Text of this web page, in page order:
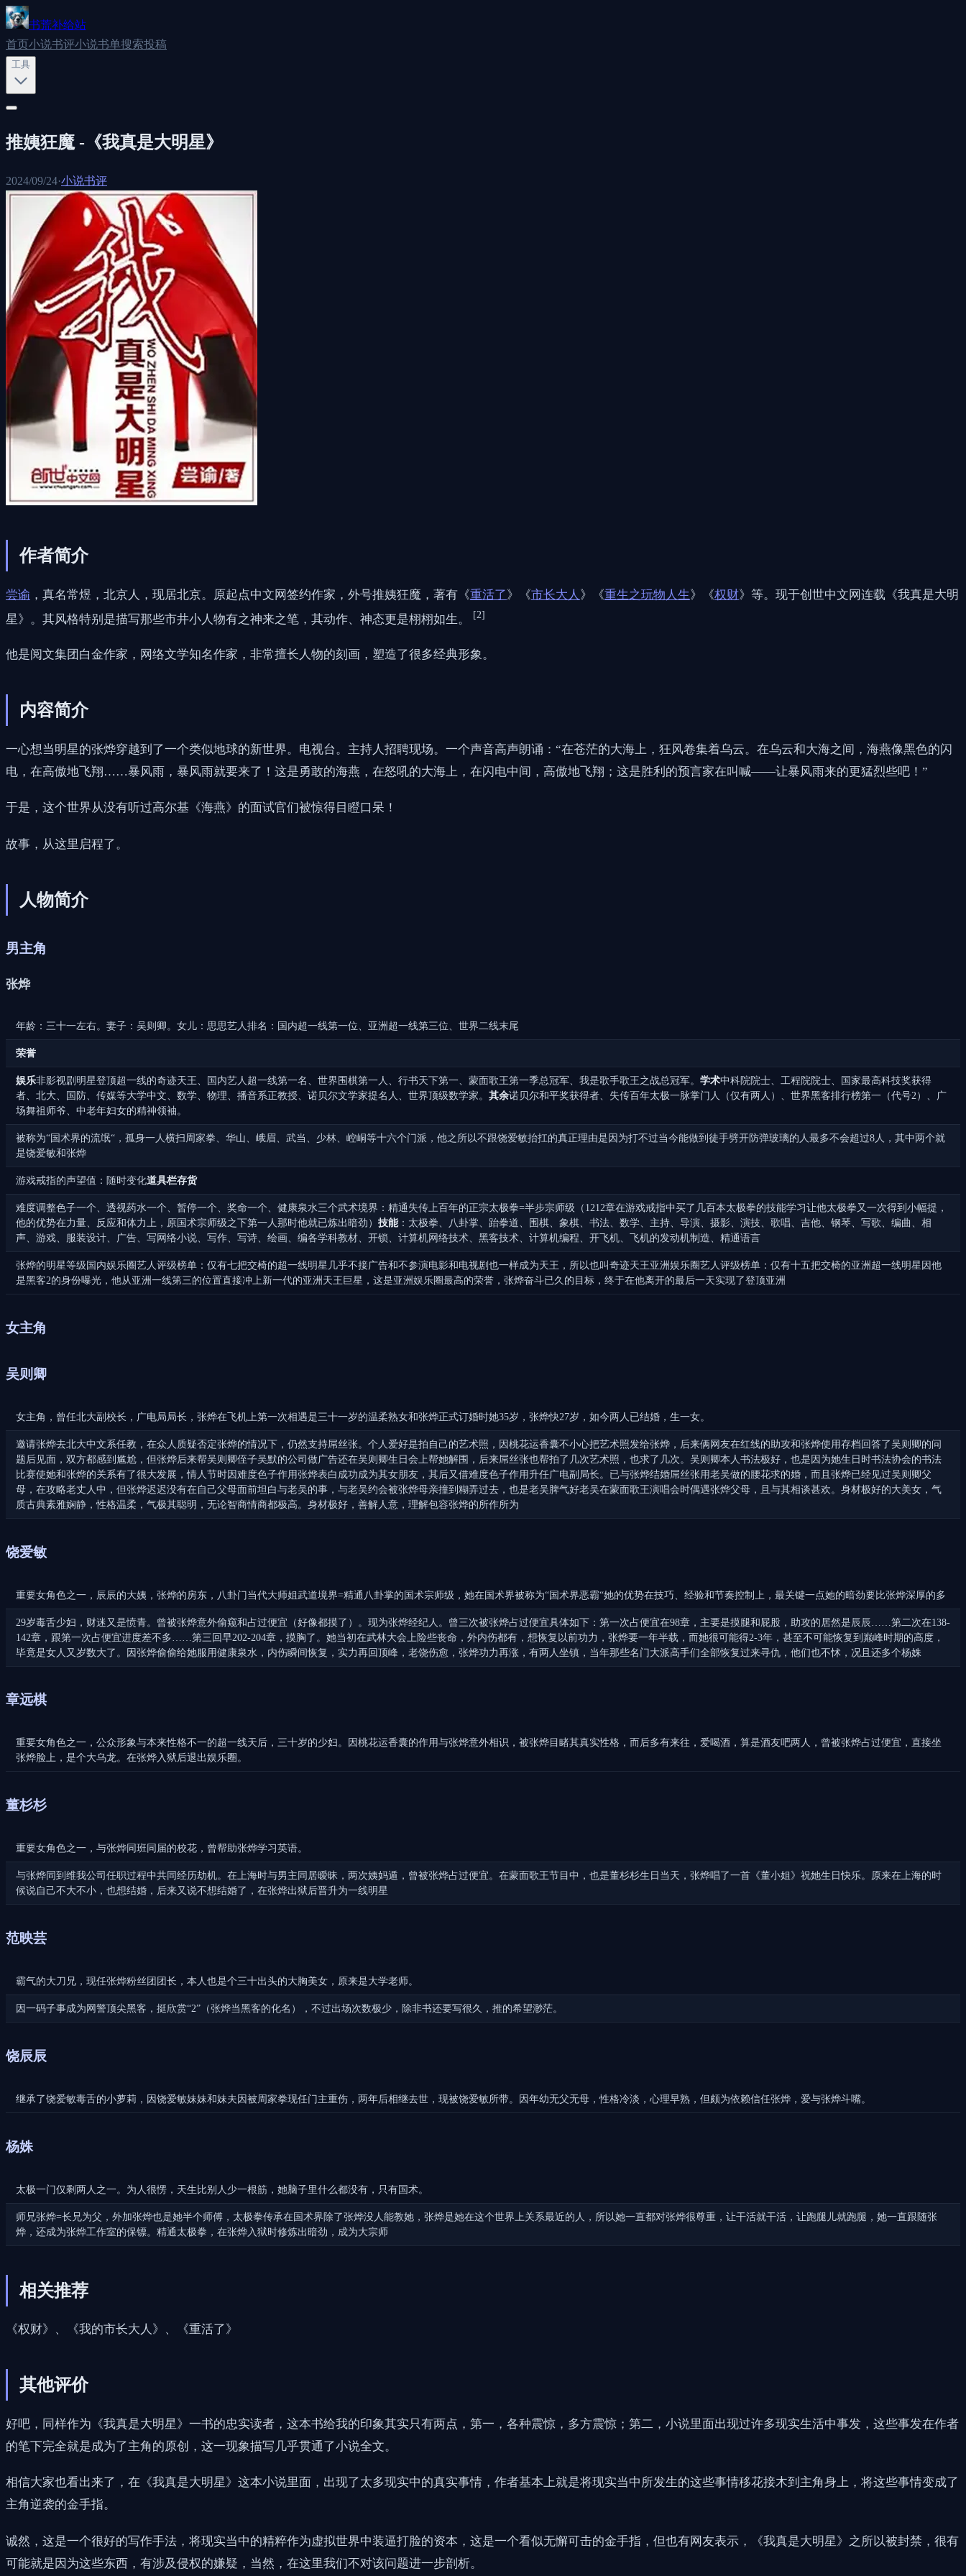
书荒补给站
首页小说书评小说书单搜索投稿
工具
推姨狂魔 -《我真是大明星》
2024/09/24·小说书评
作者简介
尝谕 ，真名常煜，北京人，现居北京。原起点中文网签约作家，外号推姨狂魔，著有《重活了》《市长大人 》《重生之玩物人生》《权财》等。现于创世中文网连载《我真是大明
星》。其风格特别是描写那些市井小人物有之神来之笔，其动作、神态更是栩栩如生。
[2]
他是阅文集团白金作家，网络文学知名作家，非常擅长人物的刻画，塑造了很多经典形象。
内容简介
一心想当明星的张烨穿越到了一个类似地球的新世界。电视台。主持人招聘现场。一个声音高声朗诵：“在苍茫的大海上，狂风卷集着乌云。在乌云和大海之间，海燕像黑色的闪
电，在高傲地飞翔……暴风雨，暴风雨就要来了！这是勇敢的海燕，在怒吼的大海上，在闪电中间，高傲地飞翔；这是胜利的预言家在叫喊——让暴风雨来的更猛烈些吧！”
于是，这个世界从没有听过高尔基《海燕》的面试官们被惊得目瞪口呆！
故事，从这里启程了。
人物简介
男主角
张烨
年龄：三十一左右。妻子：吴则卿。女儿：思思艺人排名：国内超一线第一位、亚洲超一线第三位、世界二线末尾
荣誉
娱乐非影视剧明星登顶超一线的奇迹天王、国内艺人超一线第一名、世界围棋第一人、行书天下第一、蒙面歌王第一季总冠军、我是歌手歌王之战总冠军。 学术中科院院士、工程院院士、国家最高科技奖获得
者、北大、国防、传媒等大学中文、数学、物理、播音系正教授、诺贝尔文学家提名人、世界顶级数学家。 其余诺贝尔和平奖获得者、失传百年太极一脉掌门人（仅有两人）、世界黑客排行榜第一（代号2）、广
场舞祖师爷、中老年妇女的精神领袖。
被称为“国术界的流氓“，孤身一人横扫周家拳、华山、峨眉、武当、少林、崆峒等十六个门派，他之所以不跟饶爱敏抬扛的真正理由是因为打不过当今能做到徒手劈开防弹玻璃的人最多不会超过8人，其中两个就
是饶爱敏和张烨
游戏戒指的声望值：随时变化道具栏存货
难度调整色子一个、透视药水一个、暂停一个、奖命一个、健康泉水三个武术境界：精通失传上百年的正宗太极拳=半步宗师级（1212章在游戏戒指中买了几百本太极拳的技能学习让他太极拳又一次得到小幅提，
他的优势在力量、反应和体力上，原国术宗师级之下第一人那时他就已炼出暗劲） 技能：太极拳、八卦掌、跆拳道、围棋、象棋、书法、数学、主持、导演、摄影、演技、歌唱、吉他、钢琴、写歌、编曲、相
声、游戏、服装设计、广告、写网络小说、写作、写诗、绘画、编各学科教材、开锁、计算机网络技术、黑客技术、计算机编程、开飞机、飞机的发动机制造、精通语言
张烨的明星等级国内娱乐圈艺人评级榜单：仅有七把交椅的超一线明星几乎不接广告和不参演电影和电视剧也一样成为天王，所以也叫奇迹天王亚洲娱乐圈艺人评级榜单：仅有十五把交椅的亚洲超一线明星因他
是黑客2的身份曝光，他从亚洲一线第三的位置直接冲上新一代的亚洲天王巨星，这是亚洲娱乐圈最高的荣誉，张烨奋斗已久的目标，终于在他离开的最后一天实现了登顶亚洲
女主角
吴则卿
女主角，曾任北大副校长，广电局局长，张烨在飞机上第一次相遇是三十一岁的温柔熟女和张烨正式订婚时她35岁，张烨快27岁，如今两人已结婚，生一女。
邀请张烨去北大中文系任教，在众人质疑否定张烨的情况下，仍然支持屌丝张。个人爱好是拍自己的艺术照，因桃花运香囊不小心把艺术照发给张烨，后来俩网友在红线的助攻和张烨使用存档回答了吴则卿的问
题后见面，双方都感到尴尬，但张烨后来帮吴则卿侄子吴默的公司做广告还在吴则卿生日会上帮她解围，后来屌丝张也帮拍了几次艺术照，也求了几次。吴则卿本人书法极好，也是因为她生日时书法协会的书法
比赛使她和张烨的关系有了很大发展，情人节时因难度色子作用张烨表白成功成为其女朋友，其后又借难度色子作用升任广电副局长。已与张烨结婚屌丝张用老吴做的腰花求的婚，而且张烨已经见过吴则卿父
母，在攻略老丈人中，但张烨迟迟没有在自己父母面前坦白与老吴的事，与老吴约会被张烨母亲撞到糊弄过去，也是老吴脾气好老吴在蒙面歌王演唱会时偶遇张烨父母，且与其相谈甚欢。身材极好的大美女，气
质古典素雅娴静，性格温柔，气极其聪明，无论智商情商都极高。身材极好，善解人意，理解包容张烨的所作所为
饶爱敏
重要女角色之一，辰辰的大姨，张烨的房东，八卦门当代大师姐武道境界=精通八卦掌的国术宗师级，她在国术界被称为“国术界恶霸“她的优势在技巧、经验和节奏控制上，最关键一点她的暗劲要比张烨深厚的多
29岁毒舌少妇，财迷又是愤青。曾被张烨意外偷窥和占过便宜（好像都摸了）。现为张烨经纪人。曾三次被张烨占过便宜具体如下：第一次占便宜在98章，主要是摸腿和屁股，助攻的居然是辰辰……第二次在138-
142章，跟第一次占便宜进度差不多……第三回早202-204章，摸胸了。她当初在武林大会上险些丧命，外内伤都有，想恢复以前功力，张烨要一年半载，而她很可能得2-3年，甚至不可能恢复到巅峰时期的高度，
毕竟是女人又岁数大了。因张烨偷偷给她服用健康泉水，内伤瞬间恢复，实力再回顶峰，老饶伤愈，张烨功力再涨，有两人坐镇，当年那些名门大派高手们全部恢复过来寻仇，他们也不怵，况且还多个杨姝
章远棋
重要女角色之一，公众形象与本来性格不一的超一线天后，三十岁的少妇。因桃花运香囊的作用与张烨意外相识，被张烨目睹其真实性格，而后多有来往，爱喝酒，算是酒友吧两人，曾被张烨占过便宜，直接坐
张烨脸上，是个大乌龙。在张烨入狱后退出娱乐圈。
董杉杉
重要女角色之一，与张烨同班同届的校花，曾帮助张烨学习英语。
与张烨同到维我公司任职过程中共同经历劫机。在上海时与男主同居暧昧，两次姨妈遁，曾被张烨占过便宜。在蒙面歌王节目中，也是董杉杉生日当天，张烨唱了一首《董小姐》祝她生日快乐。原来在上海的时
候说自己不大不小，也想结婚，后来又说不想结婚了，在张烨出狱后晋升为一线明星
范映芸
霸气的大刀兄，现任张烨粉丝团团长，本人也是个三十出头的大胸美女，原来是大学老师。
因一码子事成为网警顶尖黑客，挺欣赏“2”（张烨当黑客的化名），不过出场次数极少，除非书还要写很久，推的希望渺茫。
饶辰辰
继承了饶爱敏毒舌的小萝莉，因饶爱敏妹妹和妹夫因被周家拳现任门主重伤，两年后相继去世，现被饶爱敏所带。因年幼无父无母，性格冷淡，心理早熟，但颇为依赖信任张烨，爱与张烨斗嘴。
杨姝
太极一门仅剩两人之一。为人很愣，天生比别人少一根筋，她脑子里什么都没有，只有国术。
师兄张烨=长兄为父，外加张烨也是她半个师傅，太极拳传承在国术界除了张烨没人能教她，张烨是她在这个世界上关系最近的人，所以她一直都对张烨很尊重，让干活就干活，让跑腿儿就跑腿，她一直跟随张
烨，还成为张烨工作室的保镖。精通太极拳，在张烨入狱时修炼出暗劲，成为大宗师
相关推荐
《权财》、《我的市长大人》、《重活了》
其他评价
好吧，同样作为《我真是大明星》一书的忠实读者，这本书给我的印象其实只有两点，第一，各种震惊，多方震惊；第二，小说里面出现过许多现实生活中事发，这些事发在作者
的笔下完全就是成为了主角的原创，这一现象描写几乎贯通了小说全文。
相信大家也看出来了，在《我真是大明星》这本小说里面，出现了太多现实中的真实事情，作者基本上就是将现实当中所发生的这些事情移花接木到主角身上，将这些事情变成了
主角逆袭的金手指。
诚然，这是一个很好的写作手法，将现实当中的精粹作为虚拟世界中装逼打脸的资本，这是一个看似无懈可击的金手指，但也有网友表示，《我真是大明星》之所以被封禁，很有
可能就是因为这些东西，有涉及侵权的嫌疑，当然，在这里我们不对该问题进一步剖析。